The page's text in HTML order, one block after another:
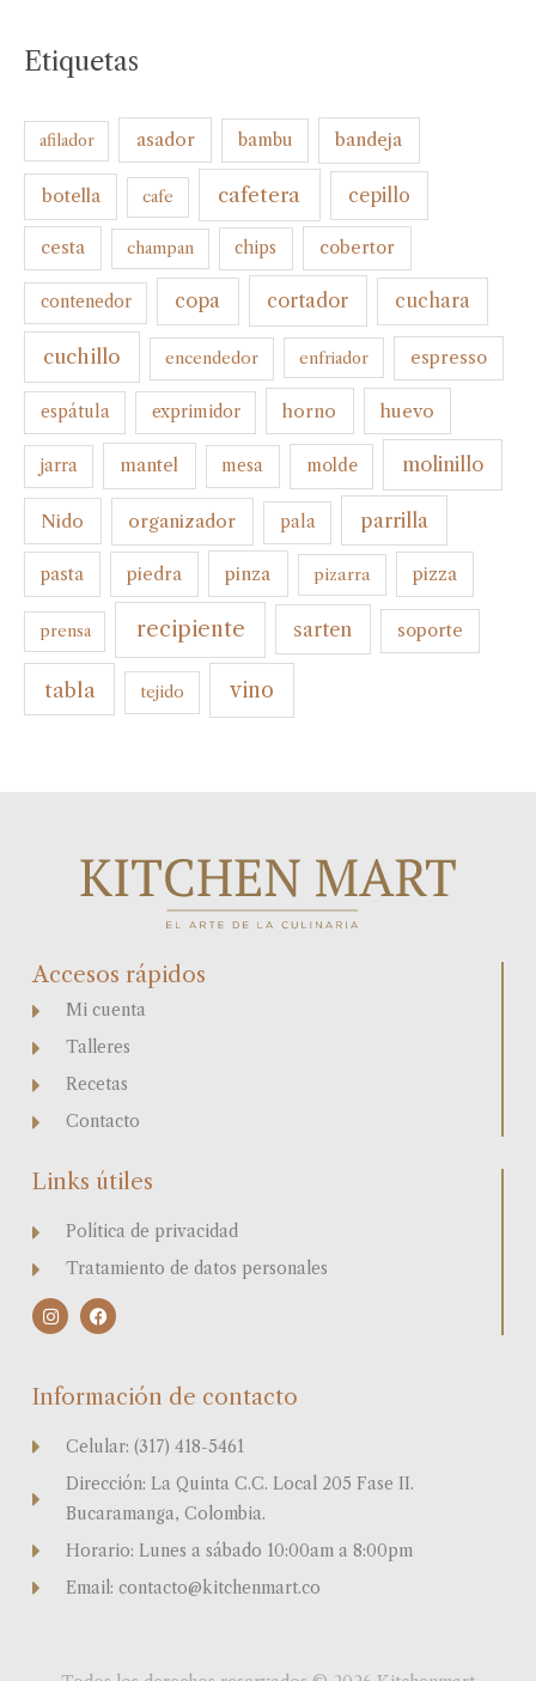
Etiquetas
afilador asador bambu bandeja
botella cafe cafetera cepillo
cesta champan chips cobertor
contenedor copa cortador cuchara
cuchillo encendedor enfriador espresso
espátula exprimidor horno huevo
jarra mantel mesa molde molinillo
Nido organizador pala parrilla
pasta piedra pinza pizarra pizza
prensa recipiente sarten soporte
tabla tejido vino
Accesos rápidos
Mi cuenta
Talleres
Recetas
Contacto
Links útiles
Política de privacidad
Tratamiento de datos personales
I
n
g
F
a
o
k
Información de contacto
Celular: (317) 418-5461
Dirección: La Quinta C.C. Local 205 Fase II.
Bucaramanga, Colombia.
Horario: Lunes a sábado 10:00am a 8:00pm
Email: contacto@kitchenmart.co